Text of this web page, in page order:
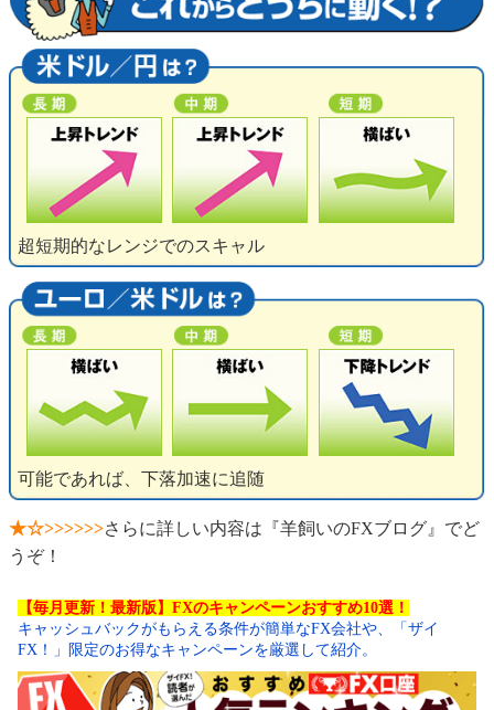
超短期的なレンジでのスキャル
可能であれば、下落加速に追随
★☆>>>>>>さらに詳しい内容は『羊飼いのFXブログ』でど
うぞ！
【毎月更新！最新版】FXのキャンペーンおすすめ10選！
キャッシュバックがもらえる条件が簡単なFX会社や、「ザイ
FX！」限定のお得なキャンペーンを厳選して紹介。